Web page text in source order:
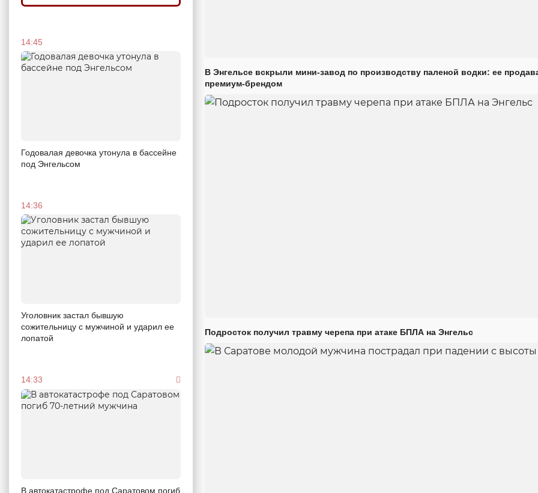
14:45
Годовалая девочка утонула в бассейне
под Энгельсом
14:36
Уголовник застал бывшую
сожительницу с мужчиной и ударил ее
лопатой
14:33
В автокатастрофе под Саратовом погиб
В Энгельсе вскрыли мини-завод по производству паленой водки: ее
премиум-брендом
Подросток получил травму черепа при атаке БПЛА на Энгельс